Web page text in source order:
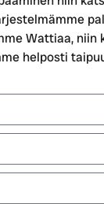
Wattiaa, niin
helposti